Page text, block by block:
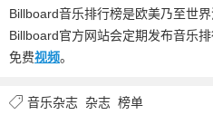
Billboard音乐排行榜是欧美乃至世
Billboard官方网站会定期发布音乐
免费视频。
音乐杂志 杂志 榜单